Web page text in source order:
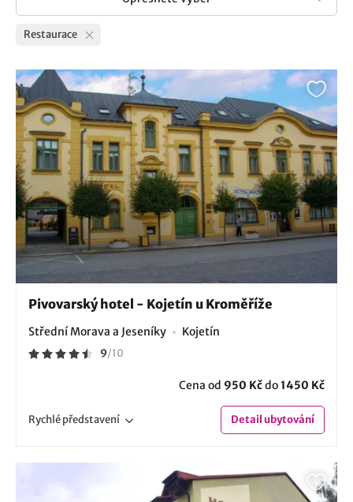
Restaurace
Pivovarský hotel - Kojetín u Kroměříže
Střední Morava a Jeseníky Kojetín
9/10
Cena od 950 Kčdo1450 Kč
Rychlépředstavení Detailubytování